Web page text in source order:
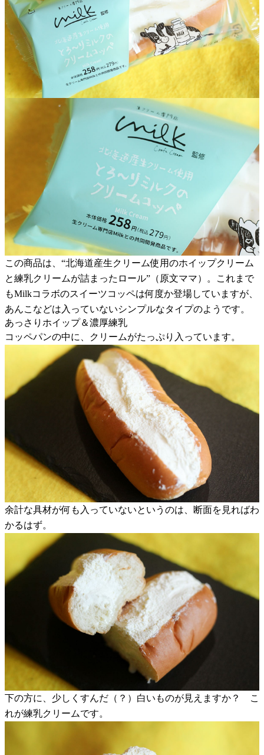
この商品は、“北海道産生クリーム使用のホイップクリーム
と練乳クリームが詰まったロール”（原文ママ）。これまで
もMilkコラボのスイーツコッペは何度か登場していますが、
あんこなどは入っていないシンプルなタイプのようです。
あっさりホイップ＆濃厚練乳
コッペパンの中に、クリームがたっぷり入っています。
余計な具材が何も入っていないというのは、断面を見ればわ
かるはず。
下の方に、少しくすんだ（？）白いものが見えますか？ こ
れが練乳クリームです。